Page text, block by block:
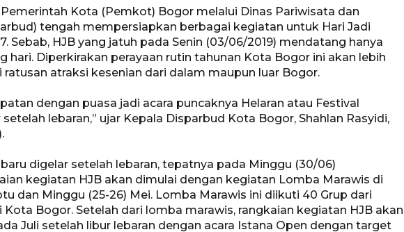
Pemerintah Kota (Pemkot) Bogor melalui Dinas Pariwisata dan
tengah mempersiapkan berbagai kegiatan untuk Hari Jadi
Sebab, HJB yang jatuh pada Senin (03/06/2019) mendatang hanya
hari. Diperkirakan perayaan rutin tahunan Kota Bogor ini akan lebih
ratusan atraksi kesenian dari dalam maupun luar Bogor.
dengan puasa jadi acara puncaknya Helaran atau Festival
lebaran,” ujar Kepala Disparbud Kota Bogor, Shahlan Rasyidi,
digelar setelah lebaran, tepatnya pada Minggu (30/06)
kegiatan HJB akan dimulai dengan kegiatan Lomba Marawis di
dan Minggu (25-26) Mei. Lomba Marawis ini diikuti 40 Grup dari
Kota Bogor. Setelah dari lomba marawis, rangkaian kegiatan HJB akan
Juli setelah libur lebaran dengan acara Istana Open dengan target